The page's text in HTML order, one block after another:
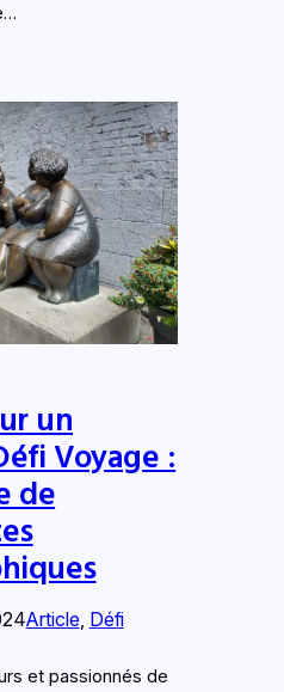
un
Voyage :
de
Article, Défi
et passionnés de